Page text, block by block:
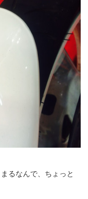
るなんで、ちょっと